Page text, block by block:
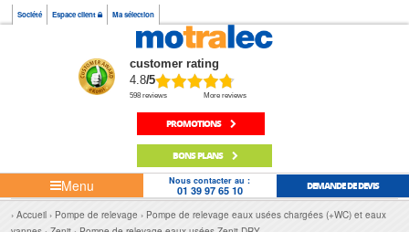
Société Espace client Ma sélection
customer rating
4.8/5
598 reviews More reviews
PROMOTIONS
BONS PLANS
Menu Nous contacter au :
01 39 97 65 10 DEMANDE DE DEVIS
Accueil Pompe de relevage
Pompe de relevage eaux usées chargées (+WC) et eaux